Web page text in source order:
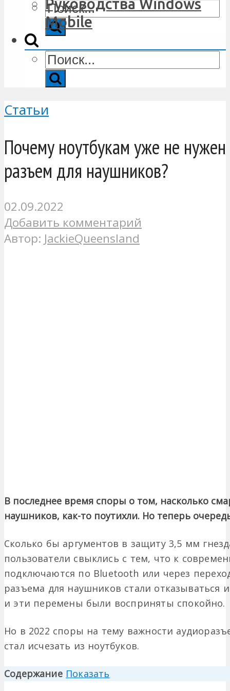
Руководства Windows
Mobile
Статьи
Почему ноутбукам уже не нужен
разъем для наушников?
02.09.2022
Добавить комментарий
Автор: JackieQueensland
В последнее время споры о том, насколько
наушников, как-то поутихли. Но теперь
Сколько бы аргументов в защиту 3,5 мм
пользователи свыклись с тем, что к
подключаются по Bluetooth или через
разъема для наушников стали отказываться
и эти перемены были восприняты спокойно.
Но в 2022 споры на тему важности
стал исчезать из ноутбуков.
Содержание Показать